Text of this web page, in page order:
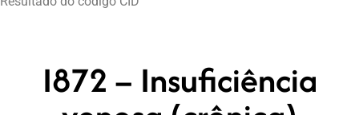
I872 – Insuficiência